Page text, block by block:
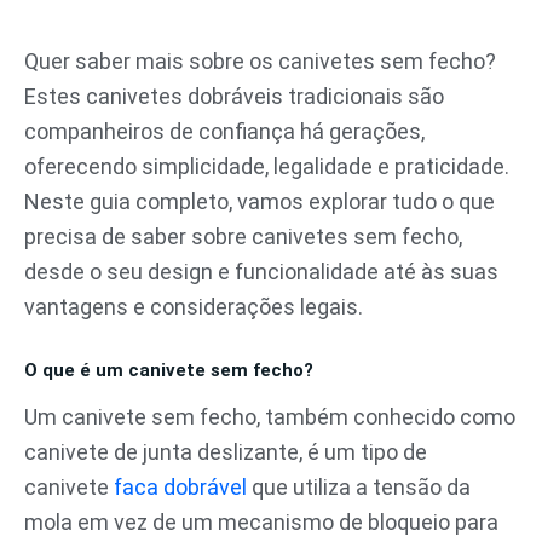
para
conteúdo
Quer saber mais sobre os canivetes sem fecho?
Estes canivetes dobráveis tradicionais são
companheiros de confiança há gerações,
oferecendo simplicidade, legalidade e praticidade.
Neste guia completo, vamos explorar tudo o que
precisa de saber sobre canivetes sem fecho,
desde o seu design e funcionalidade até às suas
vantagens e considerações legais.
O que é um canivete sem fecho?
Um canivete sem fecho, também conhecido como
canivete de junta deslizante, é um tipo de
canivete faca dobrável que utiliza a tensão da
mola em vez de um mecanismo de bloqueio para